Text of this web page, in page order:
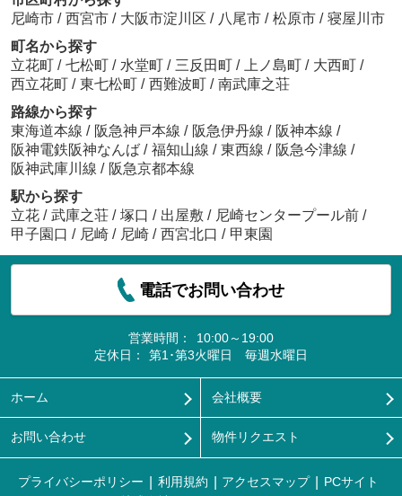
尼崎市 / 西宮市 / 大阪市淀川区 / 八尾市 / 松原市 / 寝屋川市
町名から探す
立花町 / 七松町 / 水堂町 / 三反田町 / 上ノ島町 / 大西町 /
西立花町 / 東七松町 / 西難波町 / 南武庫之荘
路線から探す
東海道本線 / 阪急神戸本線 / 阪急伊丹線 / 阪神本線 /
阪神電鉄阪神なんば / 福知山線 / 東西線 / 阪急今津線 /
阪神武庫川線 / 阪急京都本線
駅から探す
立花 / 武庫之荘 / 塚口 / 出屋敷 / 尼崎センタープール前 /
甲子園口 / 尼崎 / 尼崎 / 西宮北口 / 甲東園
電話でお問い合わせ
営業時間：
10:00～19:00
定休日：
第1･第3火曜日 毎週水曜日
ホーム 会社概要
お問い合わせ 物件リクエスト
プライバシーポリシー 利用規約 アクセスマップ
PCサイト